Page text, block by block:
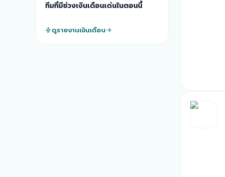
ทีมที่มีช่วงเงินเดือนเด่นในตอนนี้
ดูรายงานเงินเดือน